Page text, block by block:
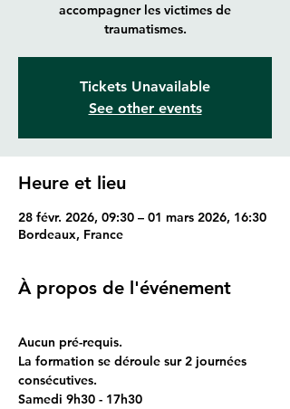
accompagner les victimes de
traumatismes.
Tickets Unavailable
See other events
Heure et lieu
28 févr. 2026, 09:30 – 01 mars 2026, 16:30
Bordeaux, France
À propos de l'événement
Aucun pré-requis.
La formation se déroule sur 2 journées
consécutives.
Samedi 9h30 - 17h30